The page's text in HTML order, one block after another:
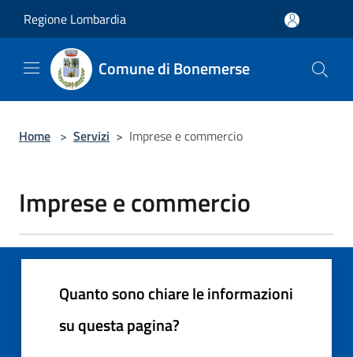
Regione Lombardia
Comune di Bonemerse
Home > Servizi > Imprese e commercio
Imprese e commercio
Quanto sono chiare le informazioni
su questa pagina?